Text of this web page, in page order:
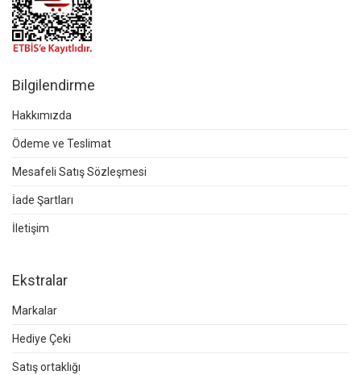
Bilgilendirme
Hakkımızda
Ödeme ve Teslimat
Mesafeli Satış Sözleşmesi
İade Şartları
İletişim
Ekstralar
Markalar
Hediye Çeki
Satış ortaklığı